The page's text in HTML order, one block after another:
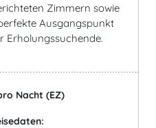
Zimmern sowie
Ausgangspunkt
Erholungssuchende.
Nacht (EZ)